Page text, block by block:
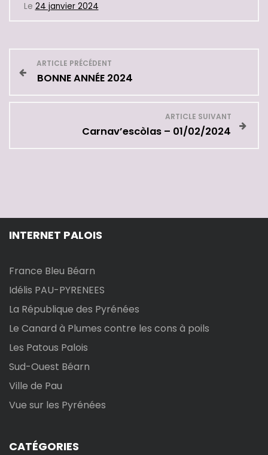
Le 24 janvier 2024
a
i
t
o
n
d
e
l
’
a
ARTICLE PRÉCÉDENT
BONNE ANNÉE 2024
ARTICLE SUIVANT
Carnav’escòlas – 01/02/2024
INTERNET PALOIS
France Bleu Béarn
Idélis PAU-PYRENEES
La République des Pyrénées
Le Canard à Plumes contre les cons à poils
Les Patous Palois
Sud-Ouest Béarn
Ville de Pau
Vue sur les Pyrénées
CATÉGORIES